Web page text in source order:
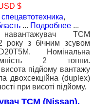
$
,
... Подробнее ...
TCM
року з бiчним зсувом
Номiнальна
2 тонни.
підйому вантажу
двохсекційна (duplex)
при висоті підйому.
TCM (Nissan),